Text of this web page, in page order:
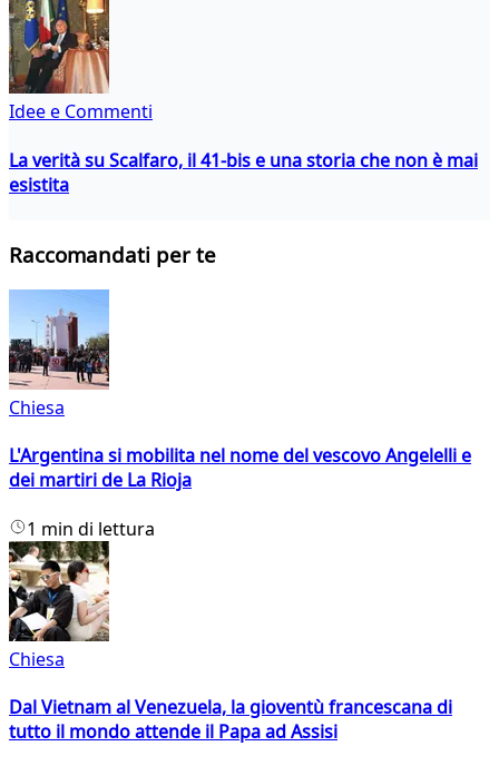
Idee e Commenti
La verità su Scalfaro, il 41-bis e una storia che non è mai
esistita
Raccomandati per te
Chiesa
L'Argentina si mobilita nel nome del vescovo Angelelli e
dei martiri de La Rioja
1 min di lettura
Chiesa
Dal Vietnam al Venezuela, la gioventù francescana di
tutto il mondo attende il Papa ad Assisi